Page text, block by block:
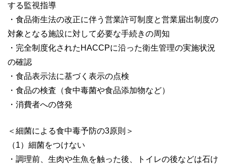
する監視指導
・食品衛生法の改正に伴う営業許可制度と営業届出制度の
対象となる施設に対して必要な手続きの周知
・完全制度化されたHACCPに沿った衛生管理の実施状況
の確認
・食品表示法に基づく表示の点検
・食品の検査（食中毒菌や食品添加物など）
・消費者への啓発
＜細菌による食中毒予防の3原則＞
（1）細菌をつけない
・調理前、生肉や生魚を触った後、トイレの後などは石け